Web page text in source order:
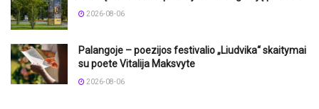
2026-08-06
Palangoje – poezijos festivalio „Liudvika“ skaitymai
su poete Vitalija Maksvyte
2026-08-06